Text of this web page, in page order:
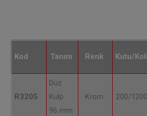
Kod Tanım Renk Kutu/Koli
R3205
Düz
Kulp
96 mm
Krom 200/1200